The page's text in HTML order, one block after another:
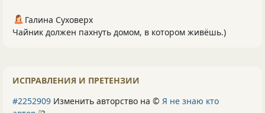
Галина Суховерх
Чайник должен пахнуть домом, в котором живёшь.)
ИСПРАВЛЕНИЯ И ПРЕТЕНЗИИ
#2252909 Изменить авторство на © Я не знаю кто